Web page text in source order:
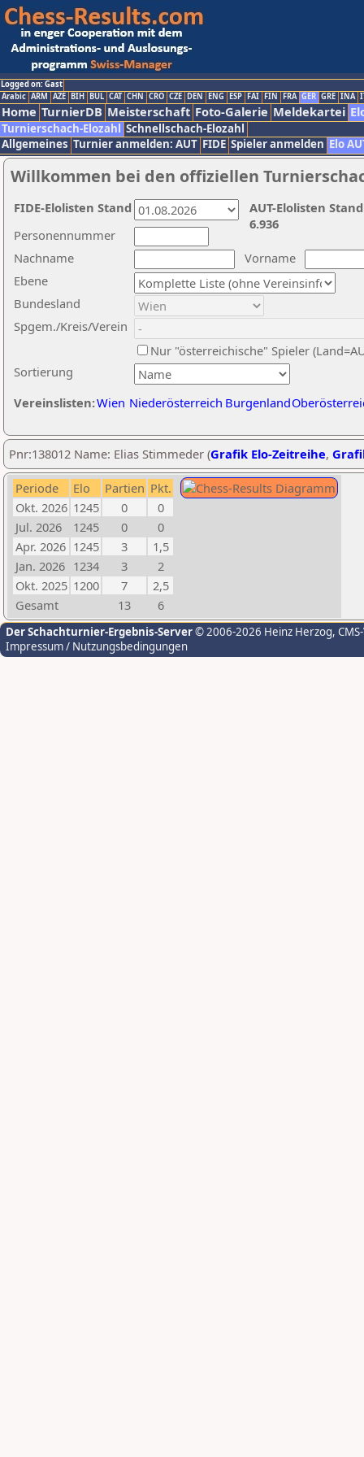
Logged on: Gast
Arabic ARM AZE BIH BUL CAT CHN CRO CZE DEN ENG ESP FAI FIN FRA GER GRE INA
Home TurnierDB Meisterschaft Foto-Galerie Meldekartei
Turnierschach-Elozahl Schnellschach-Elozahl
Allgemeines Turnier anmelden: AUT FIDE Spieler anmelden Elo
Willkommen bei den offiziellen
Nachname
Vorname
Ebene
Sortierung
Personennummer
Bundesland
Spgem./Kreis/Verein
Nur "österreichische" Spieler
Vereinslisten:Wien Niederösterreich Burgenland
AUT-Elolisten
6.936
FIDE-Elolisten Stand
Pnr:138012 Name: Elias Stimmeder (Grafik Elo-Zeitreihe,
Periode Elo Partien Pkt.
Okt. 2026 1245 0
0
Jul. 2026
1245 0
0
Apr. 2026 1245 3
1,5
Jan. 2026 1234 3
2
Okt. 2025 1200 7
2,5
Gesamt
13 6
Der Schachturnier-Ergebnis-Server© 2006-2026 Heinz Herzog,
Impressum / Nutzungsbedingungen